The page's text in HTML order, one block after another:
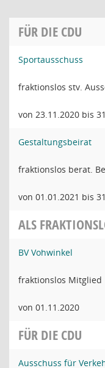
FÜR DIE CDU
Sportausschuss
fraktionslos stv.
von 23.11.2020 bis
Gestaltungsbeirat
fraktionslos berat.
von 01.01.2021 bis
ALS
BV Vohwinkel
fraktionslos Mitglied
von 01.11.2020
FÜR DIE CDU
Ausschuss für